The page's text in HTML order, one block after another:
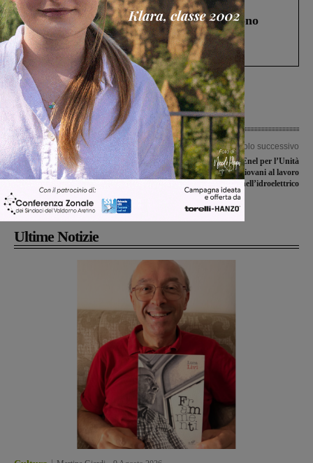
Cronaca 4 Agosto 2026
Un anno fa la strage in A1 in cui morirono
Gianni, Giulia e Franco. Lo schianto, il
processo, lo stop ai sorpassi fra tir....
Articolo precedente
Nuovo percorso di studi al
professionale Magiotti per
agrituristiche
Articolo successivo
Due nuovi assunti da Enel per l’Unità
di Levane: giovani al lavoro
nell’idroelettrico
Ultime Notizie